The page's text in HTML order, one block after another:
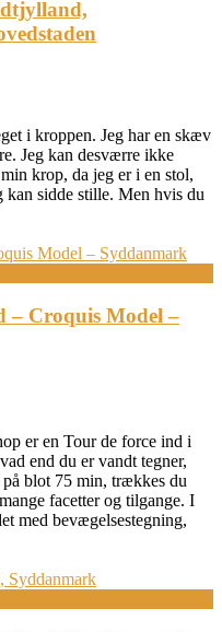
i kroppen. Jeg har en skæv
Jeg kan desværre ikke
krop, da jeg er i en stol,
kan sidde stille. Men hvis du
– Croquis Model –
er en Tour de force ind i
end du er vandt tegner,
blot 75 min, trækkes du
facetter og tilgange. I
med bevægelsestegning,